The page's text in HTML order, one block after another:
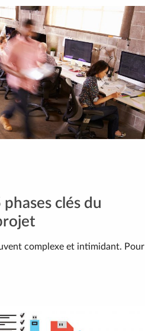
clés du
complexe et intimidant. Pour